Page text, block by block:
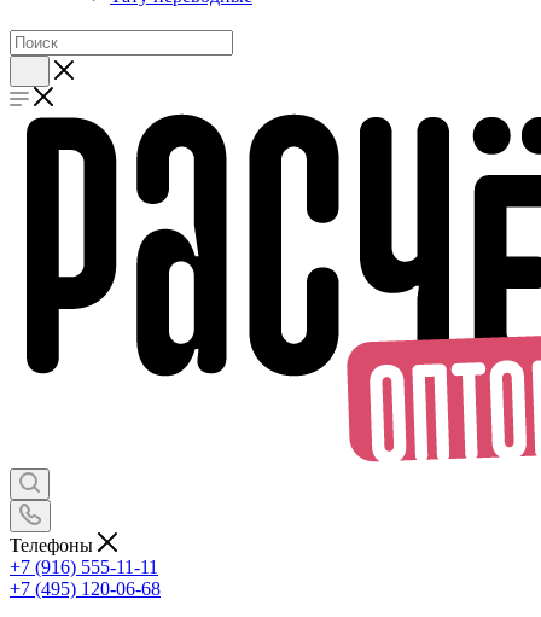
Телефоны
+7 (916) 555-11-11
+7 (495) 120-06-68